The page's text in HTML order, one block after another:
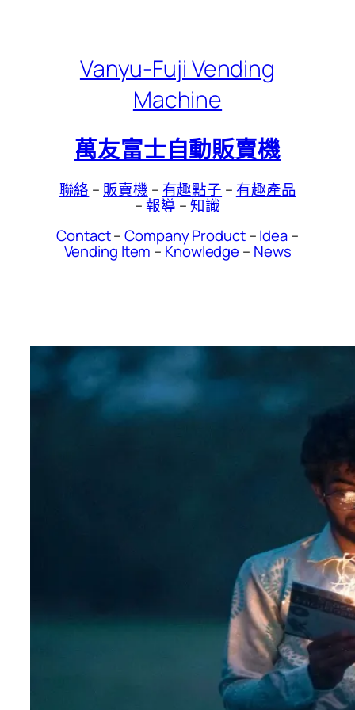
Vanyu-Fuji Vending
Machine
萬友富士自動販賣機
聯絡 – 販賣機 – 有趣點子 – 有趣產品
–報導 –知識
Contact–Company Product–Idea–
Vending Item – Knowledge – News